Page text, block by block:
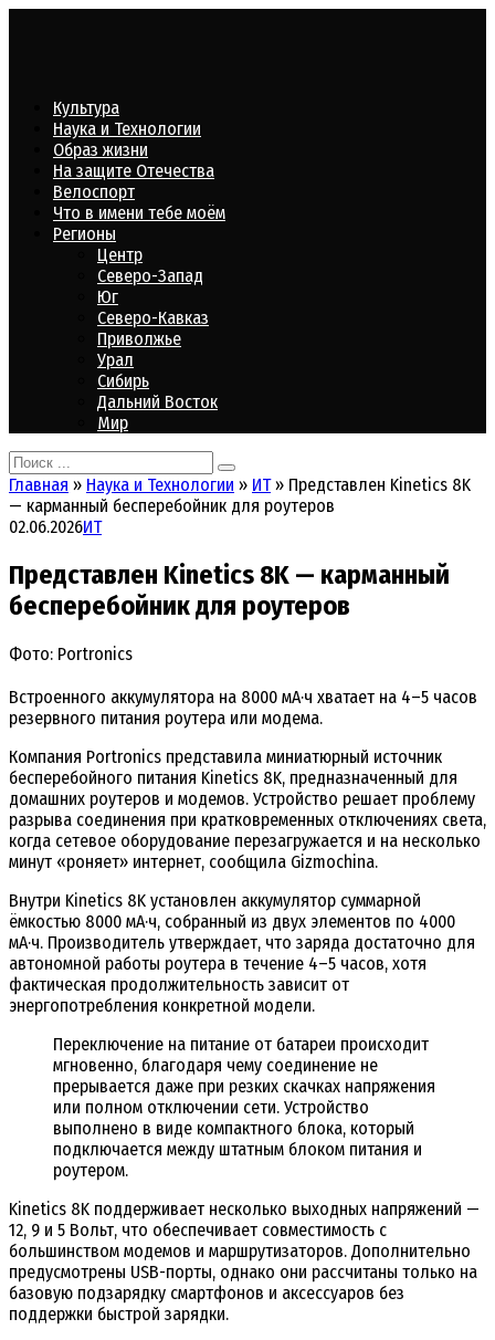
Культура
Наука и Технологии
Образ жизни
На защите Отечества
Велоспорт
Что в имени тебе моём
Регионы
Центр
Северо-Запад
Юг
Северо-Кавказ
Приволжье
Урал
Сибирь
Дальний Восток
Мир
Search
for:
Главная » Наука и Технологии » ИТ » Представлен Kinetics 8K
— карманный бесперебойник для роутеров
02.06.2026ИТ
Представлен Kinetics 8K — карманный
бесперебойник для роутеров
Фото: Portronics
Встроенного аккумулятора на 8000 мА·ч хватает на 4–5 часов
резервного питания роутера или модема.
Компания Portronics представила миниатюрный источник
бесперебойного питания Kinetics 8K, предназначенный для
домашних роутеров и модемов. Устройство решает проблему
разрыва соединения при кратковременных отключениях света,
когда сетевое оборудование перезагружается и на несколько
минут «роняет» интернет, сообщила Gizmochina.
Внутри Kinetics 8K установлен аккумулятор суммарной
ёмкостью 8000 мА·ч, собранный из двух элементов по 4000
мА·ч. Производитель утверждает, что заряда достаточно для
автономной работы роутера в течение 4–5 часов, хотя
фактическая продолжительность зависит от
энергопотребления конкретной модели.
Переключение на питание от батареи происходит
мгновенно, благодаря чему соединение не
прерывается даже при резких скачках напряжения
или полном отключении сети. Устройство
выполнено в виде компактного блока, который
подключается между штатным блоком питания и
роутером.
Kinetics 8K поддерживает несколько выходных напряжений —
12, 9 и 5 Вольт, что обеспечивает совместимость с
большинством модемов и маршрутизаторов. Дополнительно
предусмотрены USB-порты, однако они рассчитаны только на
базовую подзарядку смартфонов и аксессуаров без
поддержки быстрой зарядки.